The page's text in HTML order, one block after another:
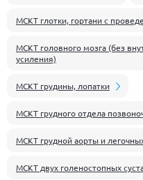
МСКТ глотки, гортани с
МСКТ головного мозга (без
усиления)
МСКТ грудины, лопатки
МСКТ грудного отдела
МСКТ грудной аорты и
МСКТ двух голеностопных